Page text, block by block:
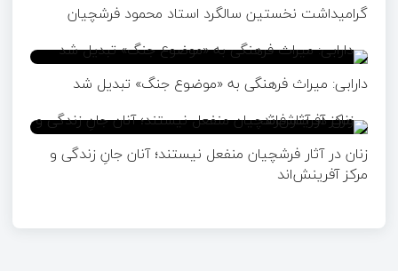
گرامیداشت نخستین سالگرد استاد محمود فرشچیان
دارابی: میراث‌ فرهنگی به «موضوع جنگ» تبدیل شد
زنان در آثار فرشچیان منفعل نیستند؛ آنان جانِ زندگی و
مرکز آفرینش‌اند